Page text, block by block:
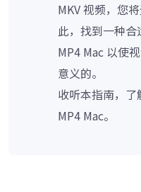
MKV 视频，您
此，找到一种合
MP4 Mac 以使
意义的。
收听本指南，了
MP4 Mac。